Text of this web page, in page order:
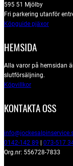
595 51 Mjölby
Fri parkering utanför
Köpguide pjäxor
HEMSIDA
Alla varor på hemsidan
slutförsäljning.
Köpvillkor
KONTAKTA OSS
0142-142 89 | 073-517
Org.nr: 556728-7833